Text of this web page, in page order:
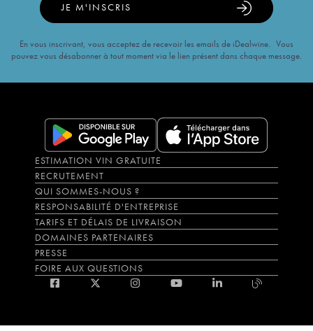
JE M'INSCRIS
En vous inscrivant, vous acceptez de recevoir les emails de iDealwine. Vous
pouvez vous désabonner à tout moment via le lien présent dans chaque message.
ESTIMATION VIN GRATUITE
RECRUTEMENT
QUI SOMMES-NOUS ?
RESPONSABILITÉ D'ENTREPRISE
TARIFS ET DÉLAIS DE LIVRAISON
DOMAINES PARTENAIRES
PRESSE
FOIRE AUX QUESTIONS